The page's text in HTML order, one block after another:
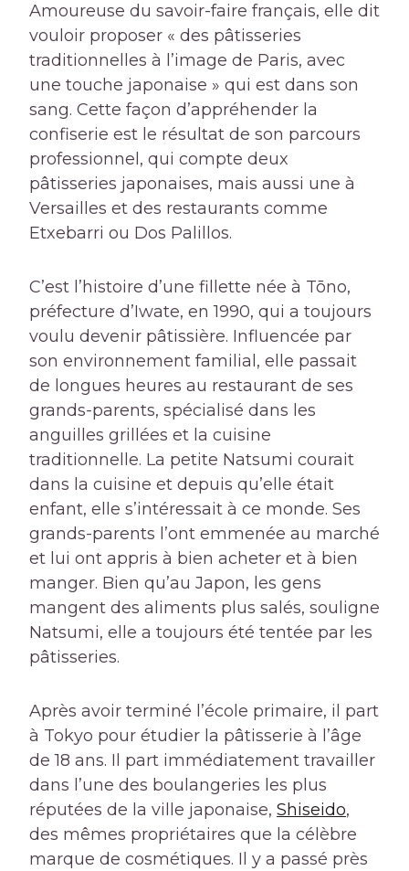
Amoureuse du savoir-faire français, elle dit
vouloir proposer « des pâtisseries
traditionnelles à l’image de Paris, avec
une touche japonaise » qui est dans son
sang. Cette façon d’appréhender la
confiserie est le résultat de son parcours
professionnel, qui compte deux
pâtisseries japonaises, mais aussi une à
Versailles et des restaurants comme
Etxebarri ou Dos Palillos.
C’est l’histoire d’une fillette née à Tōno,
préfecture d’Iwate, en 1990, qui a toujours
voulu devenir pâtissière. Influencée par
son environnement familial, elle passait
de longues heures au restaurant de ses
grands-parents, spécialisé dans les
anguilles grillées et la cuisine
traditionnelle. La petite Natsumi courait
dans la cuisine et depuis qu’elle était
enfant, elle s’intéressait à ce monde. Ses
grands-parents l’ont emmenée au marché
et lui ont appris à bien acheter et à bien
manger. Bien qu’au Japon, les gens
mangent des aliments plus salés, souligne
Natsumi, elle a toujours été tentée par les
pâtisseries.
Après avoir terminé l’école primaire, il part
à Tokyo pour étudier la pâtisserie à l’âge
de 18 ans. Il part immédiatement travailler
dans l’une des boulangeries les plus
réputées de la ville japonaise, Shiseido,
des mêmes propriétaires que la célèbre
marque de cosmétiques. Il y a passé près